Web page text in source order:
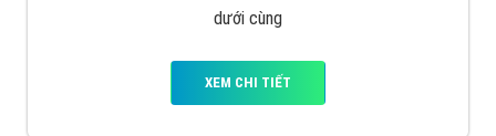
dưới cùng
XEM CHI TIẾT